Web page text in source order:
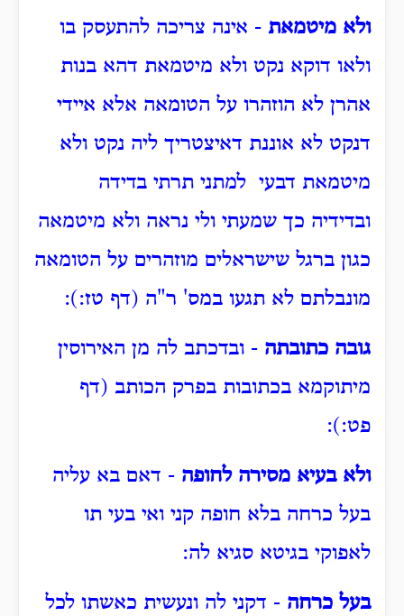
ולא מיטמאת - אינה צריכה להתעסק בו
ולאו דוקא נקט ולא מיטמאת דהא בנות
אהרן לא הוזהרו על הטומאה אלא איידי
דנקט לא אוננת דאיצטריך ליה נקט ולא
מיטמאת דבעי למתני תרתי בדידה
ובדידיה כך שמעתי ולי נראה ולא מיטמאה
כגון ברגל שישראלים מוזהרים על הטומאה
מונבלתם לא תגעו במס' ר"ה (דף טז:):
גובה כתובתה - ובדכתב לה מן האירוסין
מיתוקמא בכתובות בפרק הכותב (דף
פט:):
ולא בעיא מסירה לחופה - דאם בא עליה
בעל כרחה בלא חופה קני ואי בעי תו
לאפוקי בגיטא סגיא לה:
בעל כרחה - דקני לה ונעשית כאשתו לכל